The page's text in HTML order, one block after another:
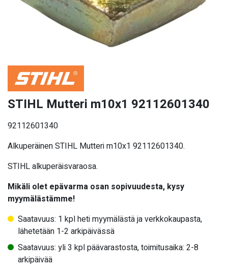
STIHL Mutteri m10x1 92112601340
92112601340
Alkuperäinen STIHL Mutteri m10x1 92112601340.
STIHL alkuperäisvaraosa.
Mikäli olet epävarma osan sopivuudesta, kysy
myymälästämme!
Saatavuus: 1 kpl heti myymälästä ja verkkokaupasta,
lähetetään 1-2 arkipäivässä
Saatavuus: yli 3 kpl päävarastosta, toimitusaika: 2-8
arkipäivää